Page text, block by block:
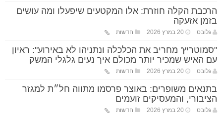
הרכבת הקלה חוזרת: אלו המקטעים שיפעלו ומה עושים
בזמן אזעקה
גלובס 20 במרץ 2026 חדשות
"סמוטריץ' מחריב את הכלכלה ונתניהו לא באירוע": ראיון
עם האיש שמכיר יותר מכולם איך נעים גלגלי המשק
גלובס 20 במרץ 2026 חדשות
בתנאים משופרים: באוצר פרסמו מתווה חל״ת למגזר
הציבורי, והמעסיקים זועמים
גלובס 20 במרץ 2026 חדשות